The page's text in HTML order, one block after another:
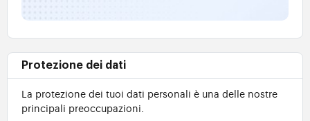
Protezione dei dati
La protezione dei tuoi dati personali è una delle nostre
principali preoccupazioni.